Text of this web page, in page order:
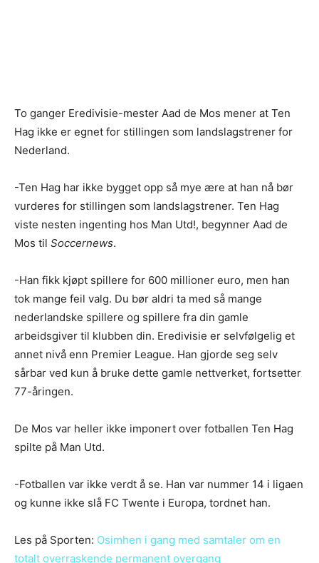
To ganger Eredivisie-mester Aad de Mos mener at Ten
Hag ikke er egnet for stillingen som landslagstrener for
Nederland.
-Ten Hag har ikke bygget opp så mye ære at han nå bør
vurderes for stillingen som landslagstrener. Ten Hag
viste nesten ingenting hos Man Utd!, begynner Aad de
Mos til Soccernews.
-Han fikk kjøpt spillere for 600 millioner euro, men han
tok mange feil valg. Du bør aldri ta med så mange
nederlandske spillere og spillere fra din gamle
arbeidsgiver til klubben din. Eredivisie er selvfølgelig et
annet nivå enn Premier League. Han gjorde seg selv
sårbar ved kun å bruke dette gamle nettverket, fortsetter
77-åringen.
De Mos var heller ikke imponert over fotballen Ten Hag
spilte på Man Utd.
-Fotballen var ikke verdt å se. Han var nummer 14 i ligaen
og kunne ikke slå FC Twente i Europa, tordnet han.
Les på Sporten: Osimhen i gang med samtaler om en
totalt overraskende permanent overgang